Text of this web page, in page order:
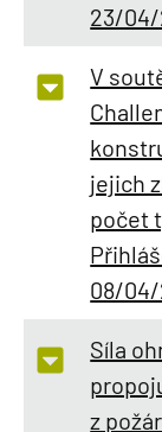
23/
V
jejich
počet
08/
Síla
z